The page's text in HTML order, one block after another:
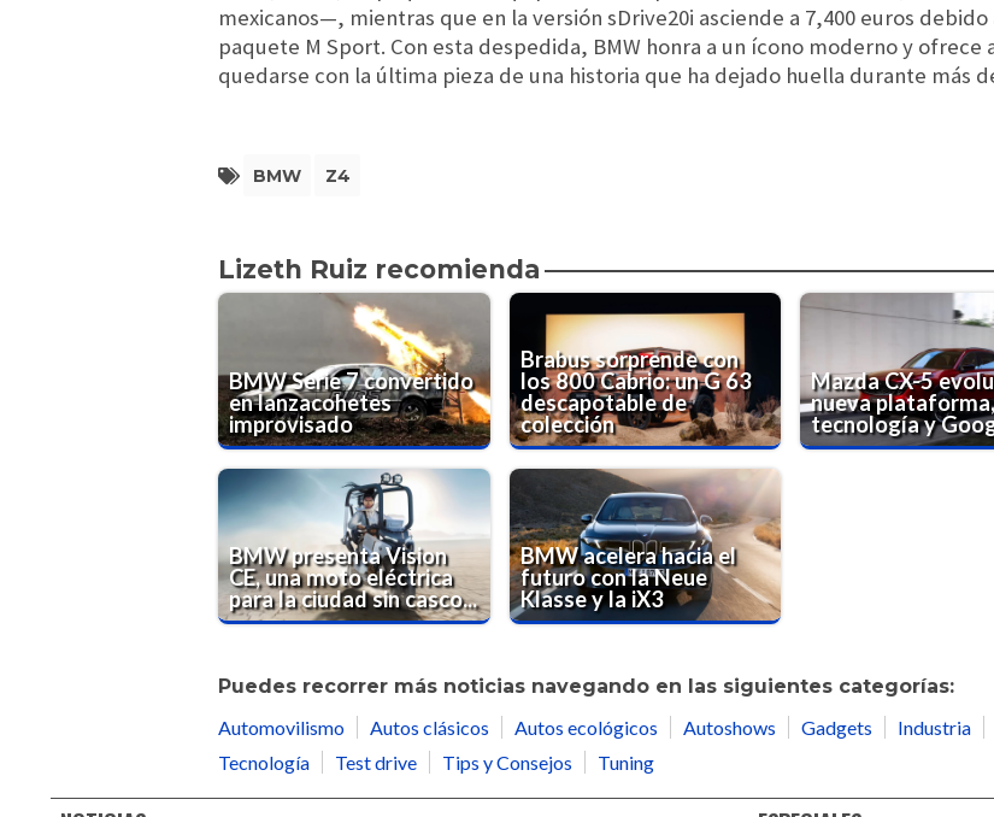
mexicanos—, mientras que en la versión sDrive20i asciende a 7,400 euros
paquete M Sport. Con esta despedida, BMW honra a un ícono moderno y
quedarse con la última pieza de una historia que ha dejado huella durante más
BMW Z4
Lizeth Ruiz recomienda
BMW Serie 7 convertido
en lanzacohetes
improvisado
Brabus sorprende con
los 800 Cabrio: un G 63
descapotable de
colección
Mazda CX-5
nueva
tecnología y
BMW presenta Vision
CE, una moto eléctrica
para la ciudad sin casco...
BMW acelera hacia el
futuro con la Neue
Klasse y la iX3
Puedes recorrer más noticias navegando en las siguientes categorías:
Automovilismo
Autos clásicos Autos ecológicos Autoshows Gadgets Industria
Tecnología
Test drive Tips y Consejos Tuning